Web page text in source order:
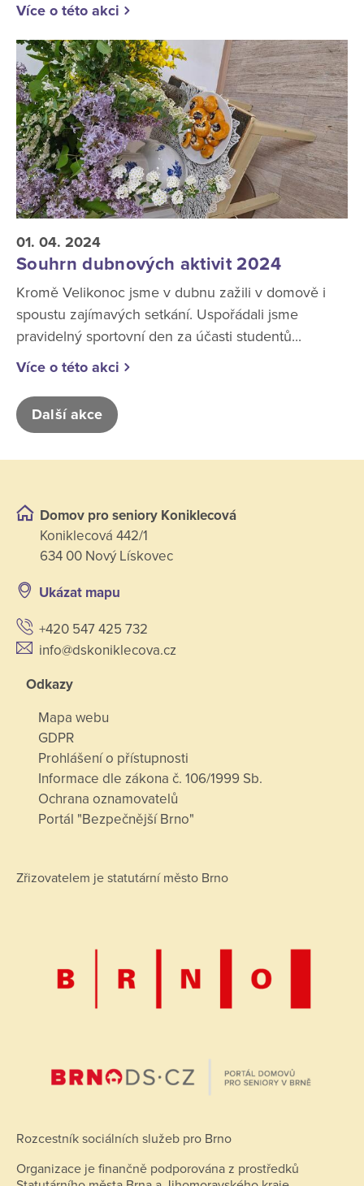
Více o této akci
01. 04. 2024
Souhrn dubnových aktivit 2024
Kromě Velikonoc jsme v dubnu zažili v domově i
spoustu zajímavých setkání. Uspořádali jsme
pravidelný sportovní den za účasti studentů...
Více o této akci
Další akce
Domov pro seniory Koniklecová
Koniklecová 442/1
634 00 Nový Lískovec
Ukázat mapu
+420 547 425 732
info@dskoniklecova.cz
Odkazy
Mapa webu
GDPR
Prohlášení o přístupnosti
Informace dle zákona č. 106/1999 Sb.
Ochrana oznamovatelů
Portál "Bezpečnější Brno"
Zřizovatelem je statutární město Brno
Rozcestník sociálních služeb pro Brno
Organizace je finančně podporována z prostředků